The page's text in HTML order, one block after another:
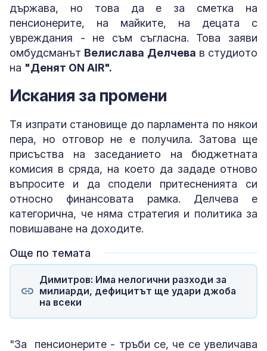
държава, но това да е за сметка на
пенсионерите, на майките, на децата с
увреждания - не съм съгласна. Това заяви
омбудсманът Велислава Делчева в студиото
на "Денят ON AIR".
Искания за промени
Тя изпрати становище до парламента по някои
пера, но отговор не е получила. Затова ще
присъства на заседанието на бюджетната
комисия в сряда, на което да зададе отново
въпросите и да сподели притесненията си
относно финансовата рамка. Делчева е
категорична, че няма стратегия и политика за
повишаване на доходите.
Още по темата
Димитров: Има нелогични разходи за
милиарди, дефицитът ще удари джоба
на всеки
"За пенсионерите - тръби се, че се увеличава